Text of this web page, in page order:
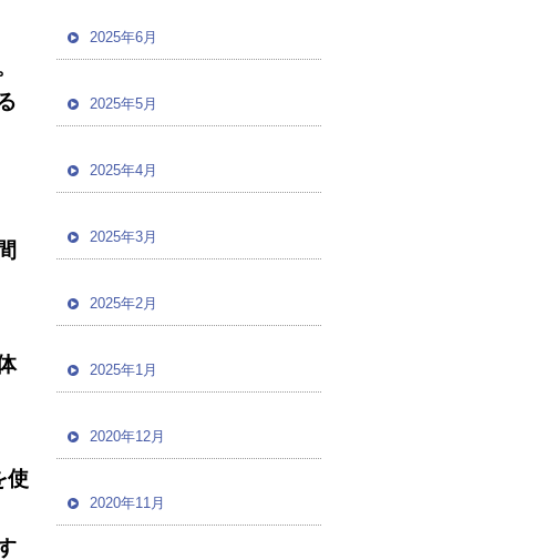
使
2025年6月
2025年5月
2025年4月
2025年3月
2025年2月
2025年1月
2020年12月
2020年11月